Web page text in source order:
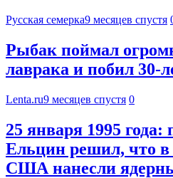
Русская семерка9 месяцев спустя
Рыбак поймал
лаврака и побил 30-
Lenta.ru9 месяцев спустя 0
25 января 1995 года:
Ельцин решил, что в
США нанесли